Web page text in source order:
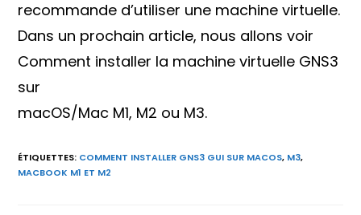
recommande d’utiliser une machine virtuelle.
Dans un prochain article, nous allons voir
Comment installer la machine virtuelle GNS3
sur
macOS/Mac M1, M2 ou M3.
ÉTIQUETTES: COMMENT INSTALLER GNS3 GUI SUR MACOS, M3,
MACBOOK M1 ET M2